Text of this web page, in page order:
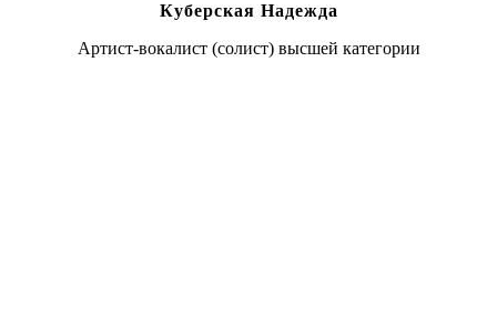
Куберская Надежда
Артист-вокалист (солист) высшей категории